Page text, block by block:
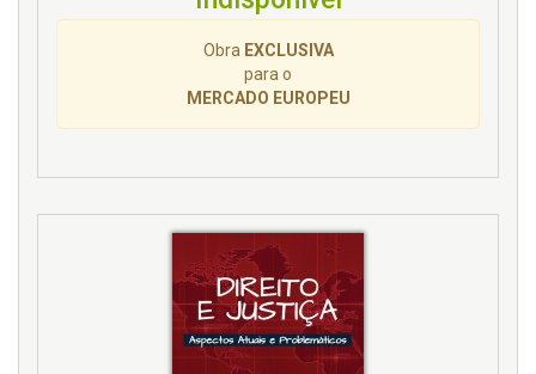
Obra EXCLUSIVA
para o
MERCADO EUROPEU